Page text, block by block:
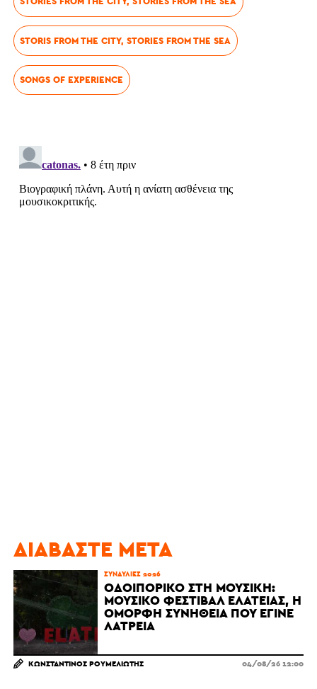
STORIS FROM THE CITY, STORIES FROM THE SEA
SONGS OF EXPERIENCE
ΔΙΑΒΆΣΤΕ ΜΕΤΆ
ΣΥΝΑΥΛΊΕΣ 2026
ΟΔΟΙΠΟΡΙΚΌ ΣΤΗ ΜΟΥΣΙΚΉ:
ΜΟΥΣΙΚΌ ΦΕΣΤΙΒΆΛ ΕΛΆΤΕΙΑΣ, Η
ΌΜΟΡΦΗ ΣΥΝΉΘΕΙΑ ΠΟΥ ΈΓΙΝΕ
ΛΑΤΡΕΊΑ
ΚΩΝΣΤΑΝΤΊΝΟΣ ΡΟΥΜΕΛΙΏΤΗΣ 04/08/26 12:00